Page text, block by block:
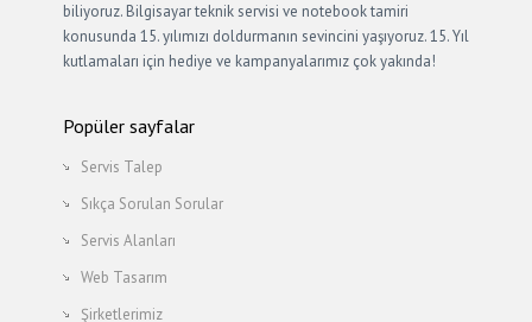
biliyoruz. Bilgisayar teknik servisi ve notebook tamiri
konusunda 15. yılımızı doldurmanın sevincini yaşıyoruz. 15. Yıl
kutlamaları için hediye ve kampanyalarımız çok yakında!
Popüler sayfalar
Servis Talep
Sıkça Sorulan Sorular
Servis Alanları
Web Tasarım
Şirketlerimiz